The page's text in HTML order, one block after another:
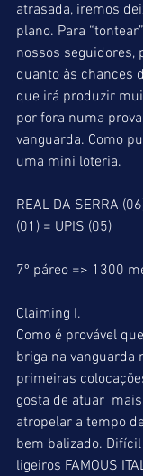
atrasada, iremos
plano. Para
nossos seguidores,
quanto às chances
que irá produzir
por fora numa
vanguarda. Como
uma mini loteria.
REAL DA SERRA
(01) = UPIS (05)
7º páreo => 1300
Claiming I.
Como é provável
briga na vanguarda
primeiras
gosta de atuar
atropelar a tempo
bem balizado.
ligeiros FAMOUS